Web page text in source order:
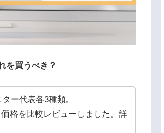
を買うべき？
ー代表各3種類。
格を比較レビューしました。詳